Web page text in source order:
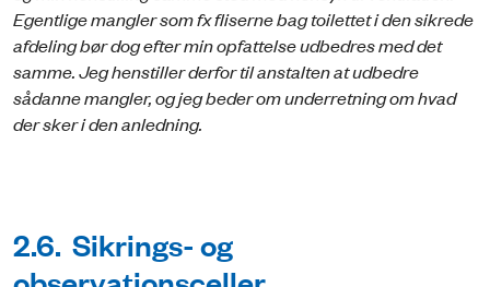
Egentlige mangler som fx fliserne bag toilettet i den sikrede
afdeling bør dog efter min opfattelse udbedres med det
samme. Jeg henstiller derfor til anstalten at udbedre
sådanne mangler, og jeg beder om underretning om hvad
der sker i den anledning.
2.6. Sikrings- og